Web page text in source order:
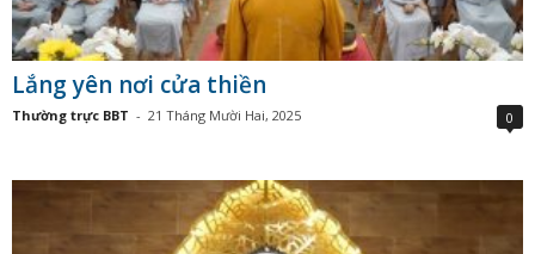
Lắng yên nơi cửa thiền
Thường trực BBT - 21 Tháng Mười Hai, 2025 0